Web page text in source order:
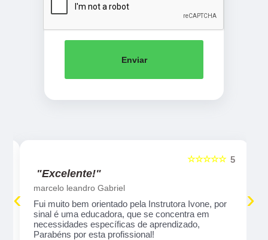
Enviar
5
☆☆☆☆☆
"Excelente!"
marcelo leandro Gabriel
Fui muito bem orientado pela Instrutora Ivone, por
sinal é uma educadora, que se concentra em
necessidades específicas de aprendizado,
Parabéns por esta profissional!
‹ ›